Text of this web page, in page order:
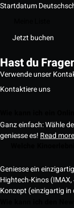
Startdatum
Jetzt buchen
Hast du
Verwende unser
Kontaktiere uns
Ganz einfach: Wähle
geniesse es! Read more
Geniesse ein
Hightech-Kinos
Konzept (einzigartig in